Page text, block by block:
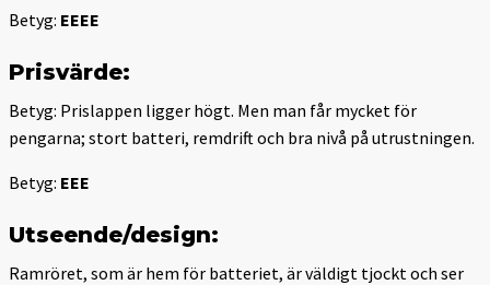
Betyg: EEEE
Prisvärde:
Betyg: Prislappen ligger högt. Men man får mycket för
pengarna; stort batteri, remdrift och bra nivå på utrustningen.
Betyg: EEE
Utseende/design:
Ramröret, som är hem för batteriet, är väldigt tjockt och ser